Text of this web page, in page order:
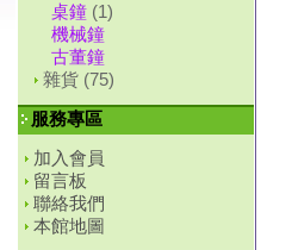
桌鐘(1)
機械鐘
古董鐘
雜貨(75)
服務專區
加入會員
留言板
聯絡我們
本館地圖